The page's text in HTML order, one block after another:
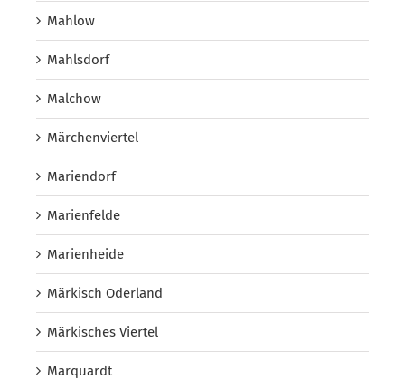
Mahlow
Mahlsdorf
Malchow
Märchenviertel
Mariendorf
Marienfelde
Marienheide
Märkisch Oderland
Märkisches Viertel
Marquardt